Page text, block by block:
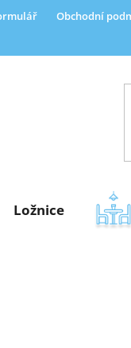
Obchodní
Ložnice